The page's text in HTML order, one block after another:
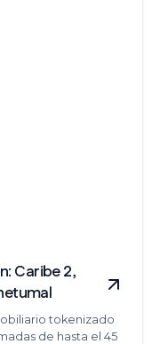
Caribe 2,
tokenizado
de hasta el 45